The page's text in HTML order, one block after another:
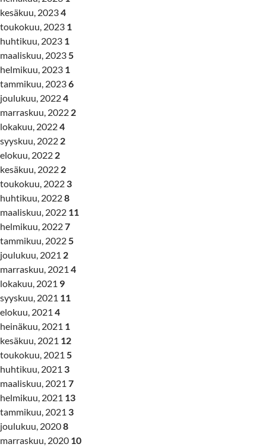
kesäkuu, 20234
toukokuu, 2023 1
huhtikuu, 2023 1
maaliskuu, 20235
helmikuu, 2023 1
tammikuu, 20236
joulukuu, 20224
marraskuu, 2022 2
lokakuu, 20224
syyskuu, 2022 2
elokuu, 2022 2
kesäkuu, 2022 2
toukokuu, 2022 3
huhtikuu, 20228
maaliskuu, 2022 11
helmikuu, 20227
tammikuu, 20225
joulukuu, 2021 2
marraskuu, 2021 4
lokakuu, 2021 9
syyskuu, 2021 11
elokuu, 2021 4
heinäkuu, 2021 1
kesäkuu, 2021 12
toukokuu, 2021 5
huhtikuu, 2021 3
maaliskuu, 2021 7
helmikuu, 2021 13
tammikuu, 2021 3
joulukuu, 20208
marraskuu, 2020 10